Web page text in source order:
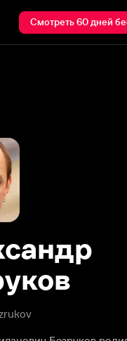
Смотреть 60 дней